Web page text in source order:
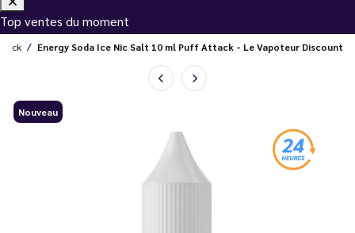
Top ventes du moment
Energy Soda Ice Nic Salt 10 ml Puff Attack - Le Vapoteur Discount
Nouveau